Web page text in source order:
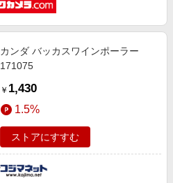
カンダ バッカスワインポーラー
171075
￥ 1,430
1.5%
ストアにすすむ